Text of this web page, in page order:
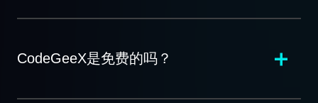
CodeGeeX是免费的吗？